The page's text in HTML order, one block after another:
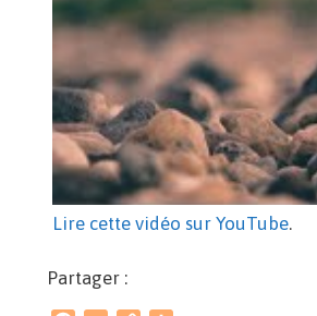
Lire cette vidéo sur YouTube.
Partager :